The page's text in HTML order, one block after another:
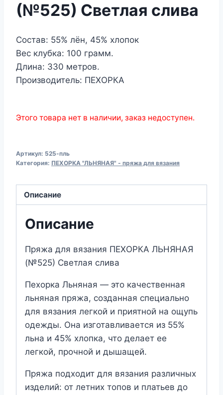
(№525) Светлая слива
Состав: 55% лён, 45% хлопок
Вес клубка: 100 грамм.
Длина: 330 метров.
Производитель: ПЕХОРКА
Этого товара нет в наличии, заказ недоступен.
Артикул: 525-пль
Категория: ПЕХОРКА "ЛЬНЯНАЯ" - пряжа для вязания
Описание
Описание
Пряжа для вязания ПЕХОРКА ЛЬНЯНАЯ
(№525) Светлая слива
Пехорка Льняная — это качественная
льняная пряжа, созданная специально
для вязания легкой и приятной на ощупь
одежды. Она изготавливается из 55%
льна и 45% хлопка, что делает ее
легкой, прочной и дышащей.
Пряжа подходит для вязания различных
изделий: от летних топов и платьев до